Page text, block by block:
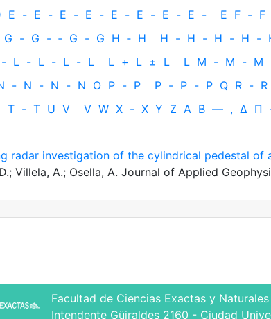
E - E - E - E - E - E - E - E - E F - F
G - G - ‐ G - G H ‐ H H - H - H - H -
- L - L - L - L L + L ± L L M - M - M
- N - N - N O P - P P - P - P Q R - R
T - T U V V W X - X Y Z Α Β — , Δ Π
radar investigation of the cylindrical pedestal of
Villela, A.; Osella, A. Journal of Applied
Facultad de Ciencias Exactas y
Intendente Güiraldes 2160 - Ciudad